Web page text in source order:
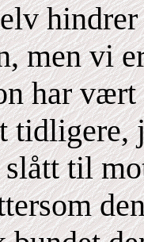
men vi
har
tidligere,
slått til